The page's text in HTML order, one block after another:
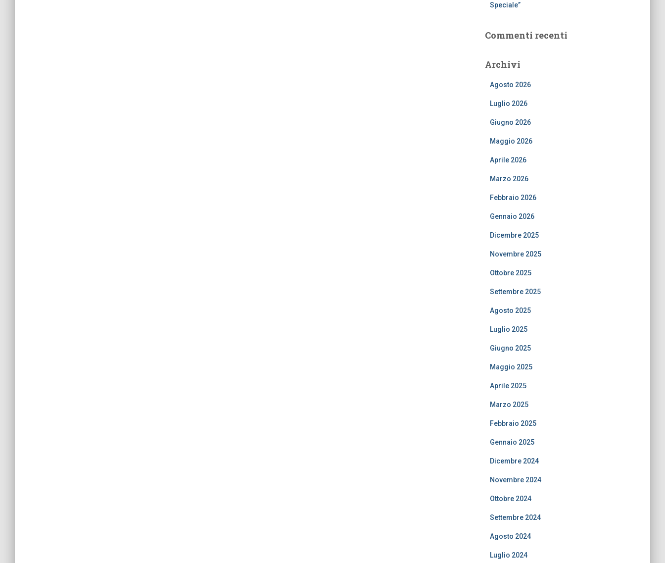
Speciale”
Commenti recenti
Archivi
Agosto 2026
Luglio 2026
Giugno 2026
Maggio 2026
Aprile 2026
Marzo 2026
Febbraio 2026
Gennaio 2026
Dicembre 2025
Novembre 2025
Ottobre 2025
Settembre 2025
Agosto 2025
Luglio 2025
Giugno 2025
Maggio 2025
Aprile 2025
Marzo 2025
Febbraio 2025
Gennaio 2025
Dicembre 2024
Novembre 2024
Ottobre 2024
Settembre 2024
Agosto 2024
Luglio 2024